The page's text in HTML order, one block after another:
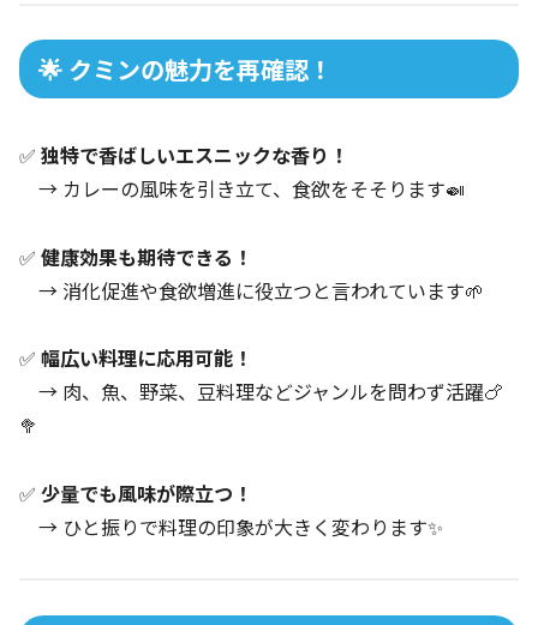
🌟 クミンの魅力を再確認！
✅ 独特で香ばしいエスニックな香り！
→ カレーの風味を引き立て、食欲をそそります🍛
✅ 健康効果も期待できる！
→ 消化促進や食欲増進に役立つと言われています🌱
✅ 幅広い料理に応用可能！
→ 肉、魚、野菜、豆料理などジャンルを問わず活躍🍗
🥦
✅ 少量でも風味が際立つ！
→ ひと振りで料理の印象が大きく変わります✨